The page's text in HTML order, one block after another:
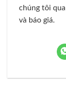
chúng tôi
và báo giá.